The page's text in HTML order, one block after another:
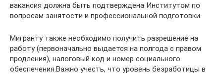
вакансия должна быть подтверждена Институтом по
вопросам занятости и профессиональной подготовки.
Мигранту также необходимо получить разрешение на
работу (первоначально выдается на полгода с правом
продления), налоговый код и номер социального
обеспечения.Важно учесть, что уровень безработицы в